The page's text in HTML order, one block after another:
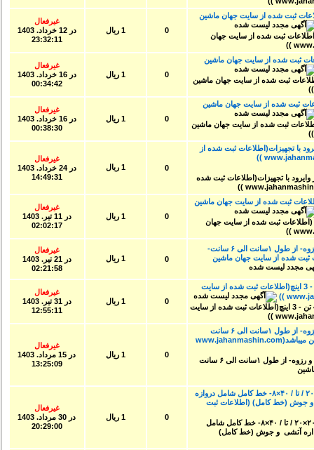
ثبت شده از سایت جهان ماشین
غیرفعال
در
12 خرداد. 1403
23:32:11
ثبت شده از سایت جهان ماشین
غیرفعال
در
16 خرداد. 1403
00:34:42
ثبت شده از سایت جهان ماشین
غیرفعال
در
16 خرداد. 1403
00:38:30
تجهیزات(اطلاعات ثبت شده از
غیرفعال
در
24 خرداد. 1403
14:49:31
ثبت شده از سایت جهان ماشین
غیرفعال
در
11 تير. 1403
02:02:17
خط تولید کامل پیچ ام دی اف - پرس و رزوه- از طول ۱سانت الی ۶ سانت-
ثبت شده از سایت جهان ماشین
غیرفعال
در
21 تير. 1403
02:21:58
خط کامل پرس اکستروژن- برنج 400 تن - 3 اینچ(اطلاعات ثبت شده از سایت
غیرفعال
در
31 تير. 1403
12:55:11
خط تولید کامل پیچ ام دی اف - پرس و رزوه- از طول ۱سانت الی ۶ سانت
(اطلاعات ثبت شده از سایت جهان ماشین میباشد(www.jahanmashin.com
غیرفعال
در
15 مرداد. 1403
13:25:09
خط کامل لوله و پروفیل - سایز های ۲۰×۲۰ / تا / ۴۰×۸- خط کامل شامل دروازه
و جوش (خط کامل) (اطلاعات ثبت
غیرفعال
در
30 مرداد. 1403
20:29:00